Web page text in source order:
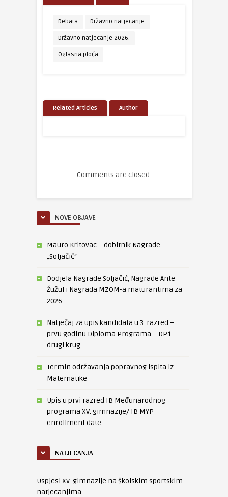
Debata Državno natjecanje
Državno natjecanje 2026.
Oglasna ploča
Related Articles Author
Comments are closed.
NOVE OBJAVE
Mauro Kritovac – dobitnik Nagrade
„Soljačić“
Dodjela Nagrade Soljačić, Nagrade Ante
Žužul i Nagrada MZOM-a maturantima za
2026.
Natječaj za upis kandidata u 3. razred –
prvu godinu Diploma Programa – DP1 –
drugi krug
Termin održavanja popravnog ispita iz
Matematike
Upis u prvi razred IB Međunarodnog
programa XV. gimnazije/ IB MYP
enrollment date
NATJECANJA
Uspjesi XV. gimnazije na školskim sportskim
natjecanjima